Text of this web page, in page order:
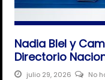
Nadia Blel y
Directorio
julio 29, 2026 No